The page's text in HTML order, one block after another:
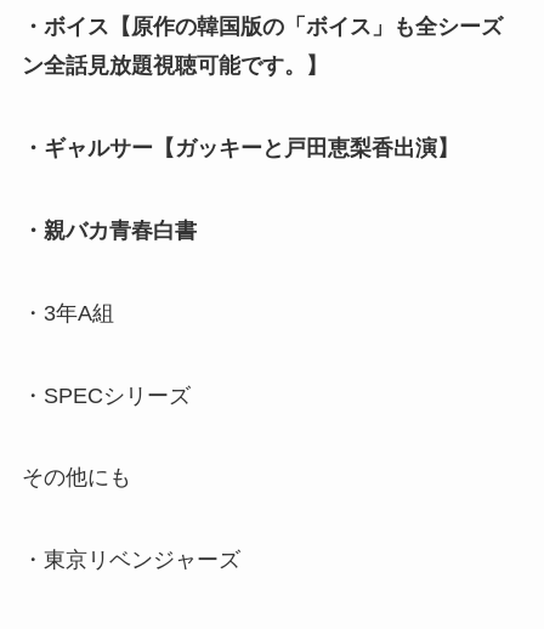
・ボイス【原作の韓国版の「ボイス」も全シーズ
ン全話見放題視聴可能です。】
・ギャルサー【ガッキーと戸田恵梨香出演】
・親バカ青春白書
・3年A組
・SPECシリーズ
その他にも
・東京リベンジャーズ